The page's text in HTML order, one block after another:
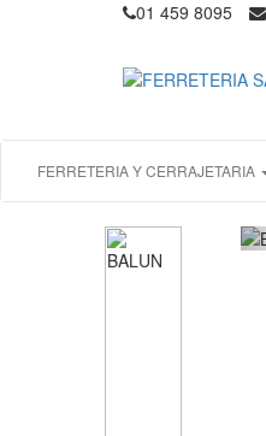
01 459 8095
FERRETERIA Y CERRAJETARIA